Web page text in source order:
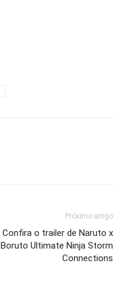
Próximo artigo
Confira o trailer de Naruto x
Boruto Ultimate Ninja Storm
Connections